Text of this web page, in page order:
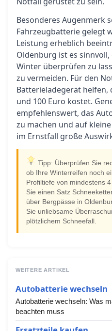
Besonderes Augenmerk
Fahrzeugbatterie gelegt
Leistung erheblich
Oldenburg ist es
Winter überprüfen zu
zu vermeiden. Für den
Batterieladegerät helfen,
und 100 Euro kostet.
empfehlenswert, das
zu machen und auf
im Ernstfall große
Tipp: Überprüfen Sie
ob Ihre Winterreifen noch
Profiltiefe von mindestens
Sie einen Satz
über Bergpässe in
Sie unliebsame
plötzlichem Schneefall.
WEITERE ARTIKEL
Autobatterie wechseln
Autobatterie wechseln: Was
beachten muss